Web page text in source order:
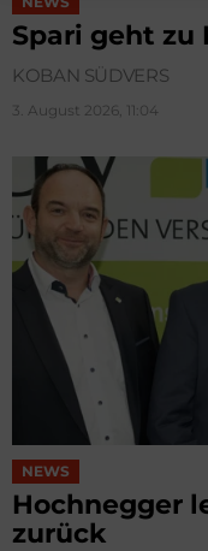
Spari geht zu
KOBAN SÜDVERS
3. August 2026, 11:04
NEWS
Hochnegger
zurück